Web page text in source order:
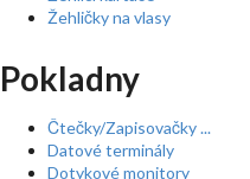
Žehličky na vlasy
Pokladny
Čtečky/Zapisovačky ...
Datové terminály
Dotykové monitory